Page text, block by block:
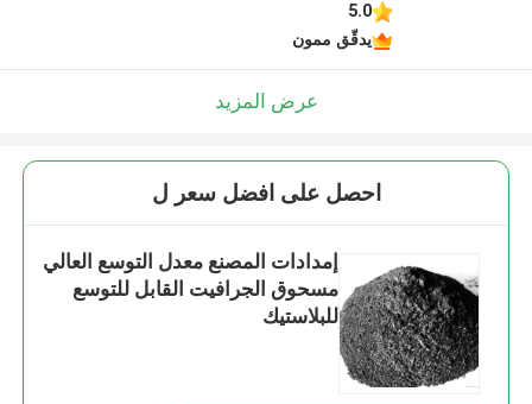
5.0
يدقّق ممون
عرض المزيد
احصل على افضل سعر ل
إمدادات المصنع معدل التوسع العالي
مسحوق الجرافيت القابل للتوسع
للبلاستيك